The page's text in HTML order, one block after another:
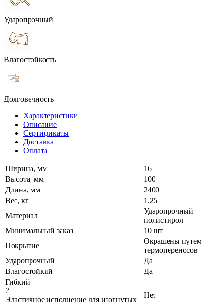
Ударопрочный
Влагостойкость
Долговечность
Характеристики
Описание
Сертификаты
Доставка
Оплата
Ширина, мм
16
Высота, мм
100
Длина, мм
2400
Вес, кг
1.25
Материал
Ударопрочный
полистирол
Минимальный заказ
10 шт
Покрытие
Окрашены путем
термопереносов
Ударопрочный
Да
Влагостойкий
Да
Гибкий
?
Эластичное исполнение для изогнутых
Нет